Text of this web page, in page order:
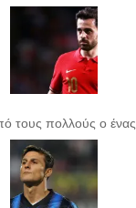
τους πολλούς ο ένας